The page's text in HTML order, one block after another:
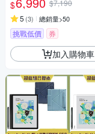
$
$7,190
5 (3) 總銷量>50
挑戰低價 券
加入購物車